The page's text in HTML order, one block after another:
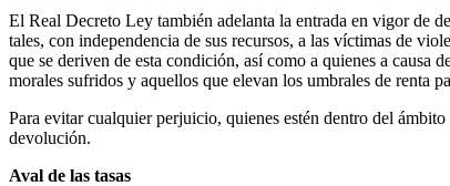
El Real Decreto Ley también adelanta la entrada en vigor de
tales, con independencia de sus recursos, a las víctimas de
que se deriven de esta condición, así como a quienes a causa
morales sufridos y aquellos que elevan los umbrales de renta
Para evitar cualquier perjuicio, quienes estén dentro del
devolución.
Aval de las tasas